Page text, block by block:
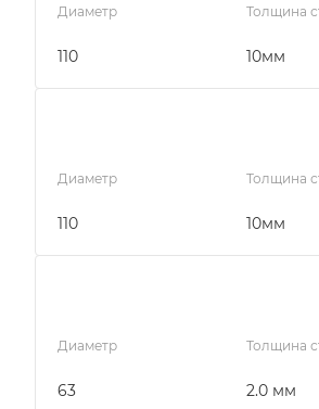
Диаметр
110
Толщина
10мм
Диаметр
110
Толщина
10мм
Диаметр
63
Толщина
2.0 мм